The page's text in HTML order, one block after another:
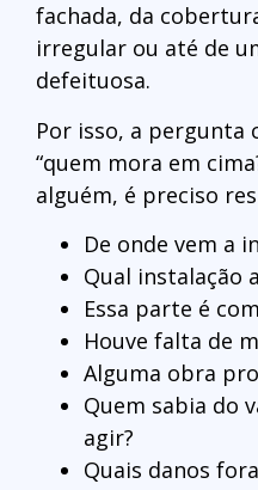
fachada, da
irregular ou até de
defeituosa.
Por isso, a pergunta
“quem mora em
alguém, é preciso
De onde vem a
Qual instalação
Essa parte é
Houve falta de
Alguma obra
Quem sabia do
agir?
Quais danos